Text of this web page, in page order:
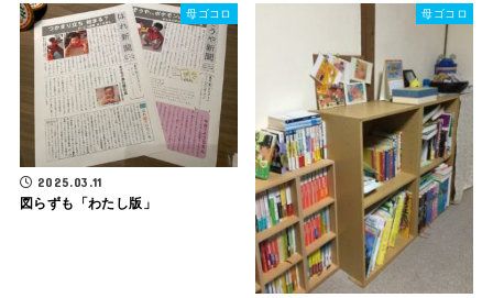
母ゴコロ
2025.03.11
図らずも「わたし版」
母ゴコロ